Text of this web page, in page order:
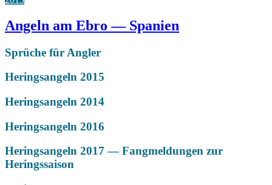
Angeln am Ebro — Spanien
Sprüche für Angler
Heringsangeln 2015
Heringsangeln 2014
Heringsangeln 2016
Heringsangeln 2017 — Fangmeldungen zur
Heringssaison